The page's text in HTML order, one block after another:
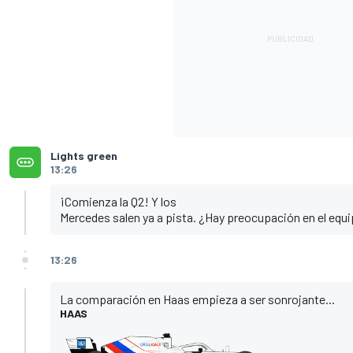
Lights green
13:26
¡Comienza la Q2! Y los
Mercedes salen ya a pista. ¿Hay preocupación en el
13:26
La comparación en Haas empieza a ser sonrojante...
HAAS